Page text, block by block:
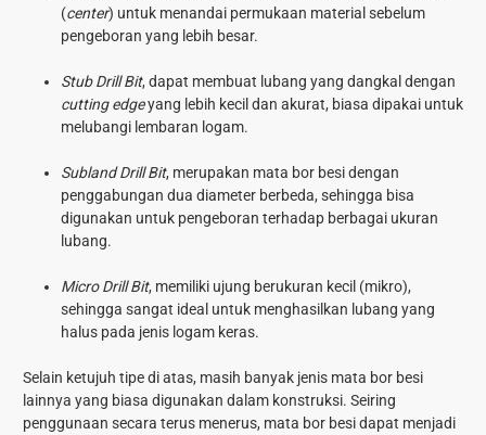
(center) untuk menandai permukaan material sebelum
pengeboran yang lebih besar.
Stub Drill Bit, dapat membuat lubang yang dangkal dengan
cutting edgeyang lebih kecil dan akurat, biasa dipakai untuk
melubangi lembaran logam.
Subland Drill Bit, merupakan mata bor besi dengan
penggabungan dua diameter berbeda, sehingga bisa
digunakan untuk pengeboran terhadap berbagai ukuran
lubang.
Micro Drill Bit, memiliki ujung berukuran kecil (mikro),
sehingga sangat ideal untuk menghasilkan lubang yang
halus pada jenis logam keras.
Selain ketujuh tipe di atas, masih banyak jenis mata bor besi
lainnya yang biasa digunakan dalam konstruksi. Seiring
penggunaan secara terus menerus, mata bor besi dapat menjadi